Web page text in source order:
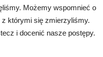
Możemy wspomnieć o
którymi się zmierzyliśmy.
i docenić nasze postępy.